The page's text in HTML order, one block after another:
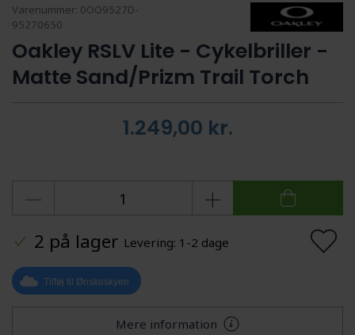
Varenummer: 0OO9527D-
95270650
Oakley RSLV Lite - Cykelbriller -
Matte Sand/Prizm Trail Torch
1.249,00 kr.
2 på lager Levering: 1-2 dage
Tilføj til Ønskeskyen
Mere information